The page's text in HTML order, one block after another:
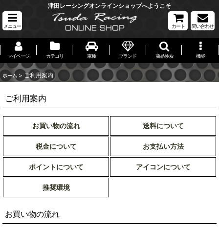
津田レーシングオンラインショップへようこそ
メニュー カート 問い合わせ
マイページ カテゴリ 車種 ブランド 商品検索 機能
ホーム > ご利用案内
ご利用案内
お買い物の流れ 送料について
税金について お支払い方法
ポイントについて アイコンについて
推奨環境
お買い物の流れ